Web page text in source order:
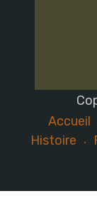
Accueil
Histoire